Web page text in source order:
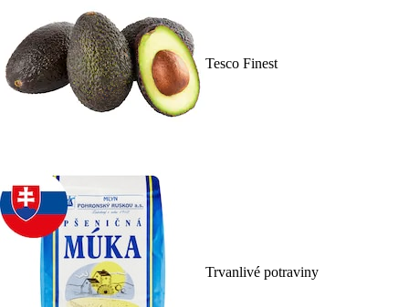
Tesco Finest
Trvanlivé potraviny